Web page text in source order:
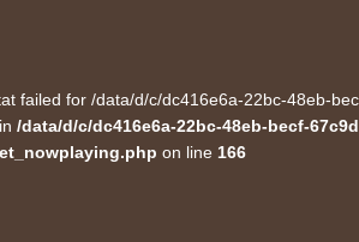
failed for /data/d/c/dc416e6a-22bc-48eb-
/data/d/c/dc416e6a-22bc-48eb-becf-
on line 166